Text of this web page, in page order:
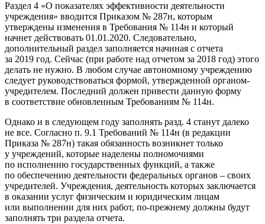
Раздел 4 «О показателях эффективности деятельности
учреждения» вводится Приказом № 287н, которым
утверждены изменения в Требования № 114н и который
начнет действовать 01.01.2020. Следовательно,
дополнительный раздел заполняется начиная с отчета
за 2019 год. Сейчас (при работе над отчетом за 2018 год) этого
делать не нужно. В любом случае автономному учреждению
следует руководствоваться формой, утвержденной органом-
учредителем. Последний должен привести данную форму
в соответствие обновленным Требованиям № 114н.
Однако и в следующем году заполнять разд. 4 станут далеко
не все. Согласно п. 9.1 Требований № 114н (в редакции
Приказа № 287н) такая обязанность возникнет только
у учреждений, которые наделены полномочиями
по исполнению государственных функций, а также
по обеспечению деятельности федеральных органов – своих
учредителей. Учреждения, деятельность которых заключается
в оказании услуг физическим и юридическим лицам
или выполнении для них работ, по‑прежнему должны будут
заполнять три раздела отчета.